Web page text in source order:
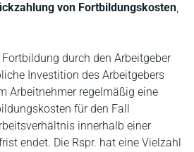
von Fortbildungskosten,
durch den Arbeitgeber
Investition des Arbeitgebers
Arbeitnehmer regelmäßig eine
für den Fall
innerhalb einer
endet. Die Rspr. hat eine Vielzahl